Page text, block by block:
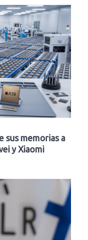
sus memorias a
y Xiaomi